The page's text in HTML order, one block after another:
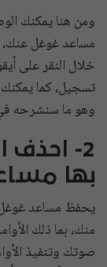
ومن هنا يمكنك
مساعد غوغل عنك،
خلال النقر على
تسجيل، كما
وهو ما سنشرحه في
2- احذف
بها
يحفظ مساعد
منك، بما ذلك
صوتك وتنفيذ